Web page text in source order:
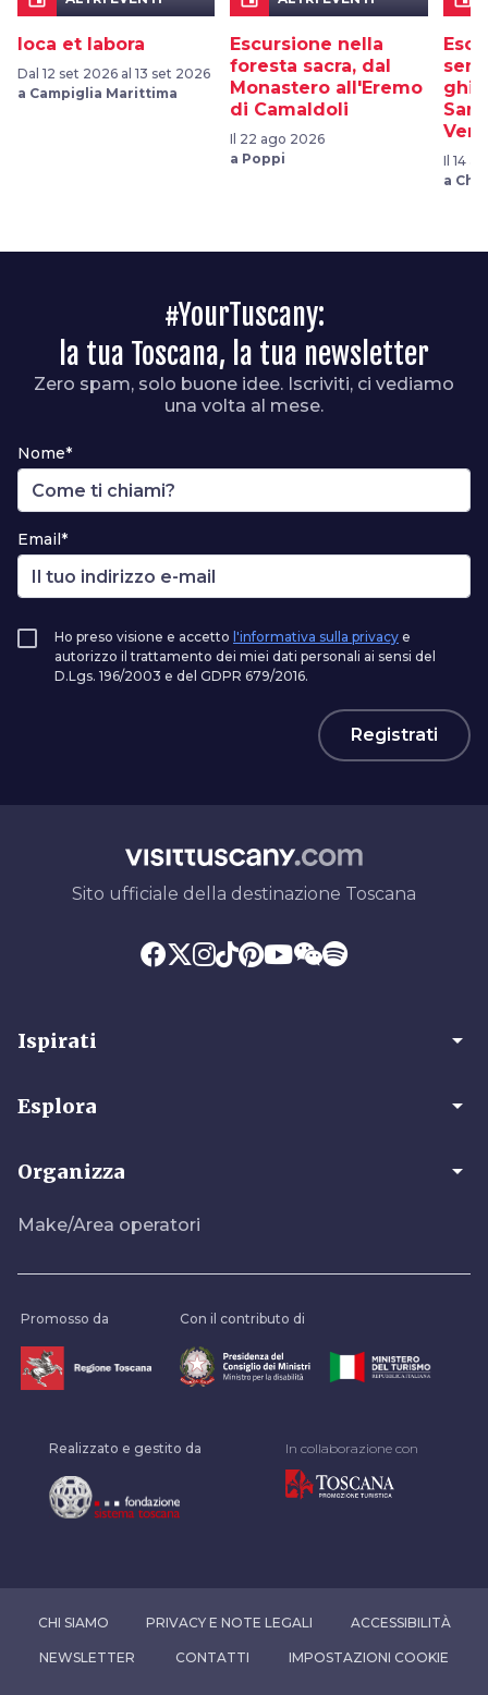
Ioca et labora
Dal 12 set 2026 al 13 set 2026
a Campiglia Marittima
Escursione nella
foresta sacra, dal
Monastero all'Eremo
di Camaldoli
Il 22 ago 2026
a Poppi
Il 14
a
#YourTuscany:
la tua Toscana, la tua newsletter
Zero spam, solo buone idee. Iscriviti, ci vediamo
una volta al mese.
Nome*
Email*
Ho preso visione e accetto l'informativa sulla privacy e
autorizzo il trattamento dei miei dati personali ai sensi del
D.Lgs. 196/2003 e del GDPR 679/2016.
Registrati
Sito ufficiale della destinazione Toscana
Ispirati arrow_drop_down
Esplora arrow_drop_down
Organizza arrow_drop_down
Make/Area operatori
Promosso da Con il contributo di
Realizzato e gestito da In collaborazione con
CHI SIAMO PRIVACY E NOTE LEGALI ACCESSIBILITÀ
NEWSLETTER CONTATTI IMPOSTAZIONI COOKIE